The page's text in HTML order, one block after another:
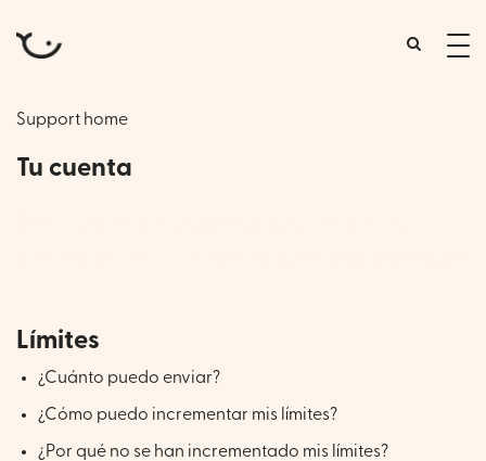
Support home
Tu cuenta
Límites
¿Cuánto puedo enviar?
¿Cómo puedo incrementar mis límites?
¿Por qué no se han incrementado mis límites?